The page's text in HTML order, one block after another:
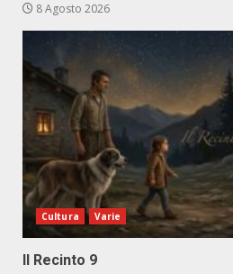
8 Agosto 2026
Cultura Varie
Il Recinto 9